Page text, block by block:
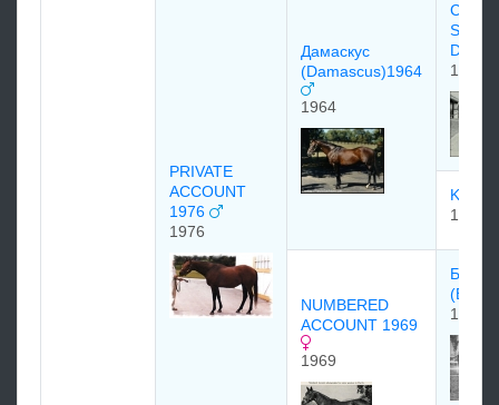
PRIVATE
ACCOUNT
1976
1976
Дамаскус
(Damascus)1964
1964
Сорд
1956
1958
NUMBERED
ACCOUNT 1969
1969
1963